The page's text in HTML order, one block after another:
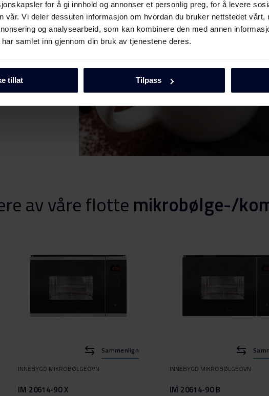
for å gi innhold og annonser et personlig preg, for å levere
vår. Vi deler dessuten informasjon om hvordan du bruker nettstedet vårt,
og analysearbeid, som kan kombinere den med annen
samlet inn gjennom din bruk av tjenestene deres.
tillat Tilpass
være enkelt
å trykke på
seg spesielt
te eller kakao.
av våre flotte mikrobølge-/
INNEBYGD MIKROBØLGEOVN
IM 20614-90 X
Sammenlign
INNEBYGD MIKROBØLGEOVN
IM 20614-90 B